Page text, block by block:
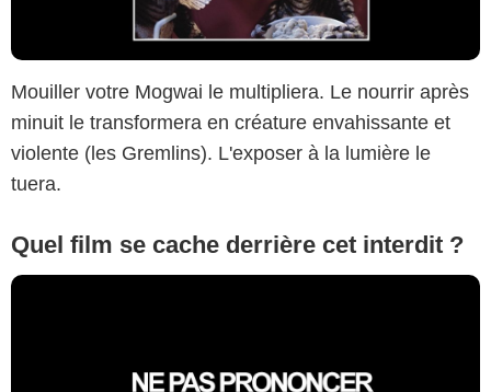
Mouiller votre Mogwai le multipliera. Le nourrir après
minuit le transformera en créature envahissante et
violente (les Gremlins). L'exposer à la lumière le
tuera.
Quel film se cache derrière cet interdit ?